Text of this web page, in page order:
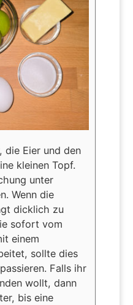
die Eier und den
kleinen Topf.
unter
Wenn die
dicklich zu
sofort vom
einem
sollte dies
Falls ihr
wollt, dann
bis eine